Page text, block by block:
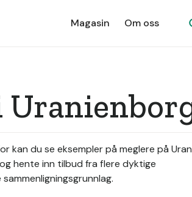
Magasin Om oss
kan du se eksempler på meglere på
hente inn tilbud fra flere dyktige